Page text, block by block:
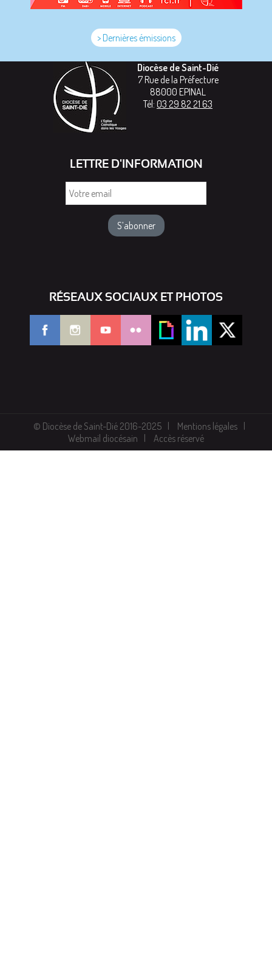
> Dernières émissions
Diocèse de Saint-Dié
7 Rue de la Préfecture
88000 EPINAL
Tél: 03 29 82 21 63
LETTRE D'INFORMATION
RÉSEAUX SOCIAUX ET PHOTOS
© Diocèse de Saint-Dié 2016-2025
Mentions légales
Webmail diocésain
Accès réservé